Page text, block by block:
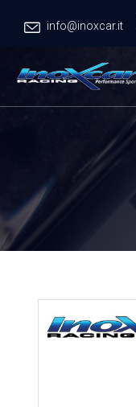
info@inoxcar.it